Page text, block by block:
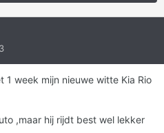
1 week mijn nieuwe witte Kia Rio
,maar hij rijdt best wel lekker